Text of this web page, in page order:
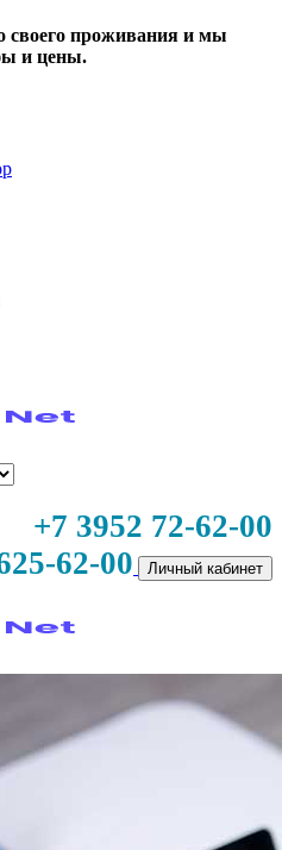
своего проживания и мы
и цены.
+7 3952 72-62-00
62-00
Личный кабинет